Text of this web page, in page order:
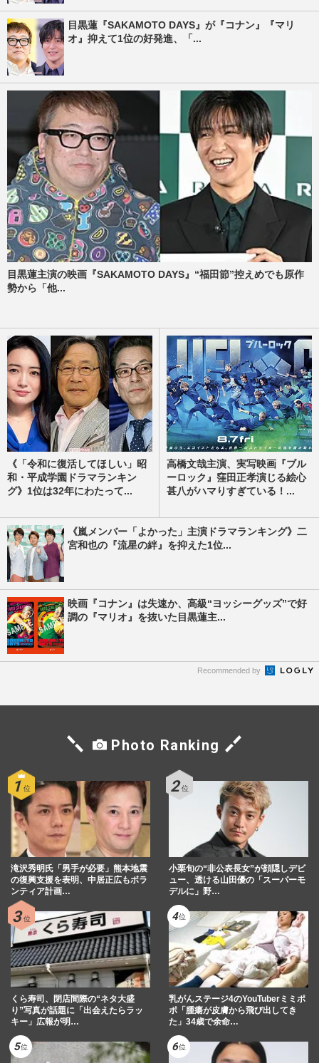
目黒蓮『SAKAMOTO DAYS』が『コナン』『マリ
オ』抑えて1位の好発進、「...
目黒蓮主演の映画『SAKAMOTO DAYS』“福田節”控えめでも原作
勢から「他...
《「令和に復活してほしい」昭
和・平成学園ドラマランキン
グ》1位は32年にわたって...
高橋文哉主演、実写映画『ブル
ーロック』窪田正孝演じる絵心
甚八がハマりすぎている！...
《嵐メンバー「よかった」主演ドラマランキング》二
宮和也の『流星の絆』を抑えた1位...
映画『コナン』は失速か、高級“ヨッシーグッズ”で好
調の『マリオ』を抜いた目黒蓮主...
Recommended by
Photo Ranking
滝沢秀明氏「男手が必要」熊本地震
の復興支援を表明、中居正広もボラ
ンティア計画…
小栗旬の“非公表長女”が顔隠しデビ
ュー、透ける山田優の「スーパーモ
デルに」野…
くら寿司、閉店間際の“ネタ大盛
り”写真が話題に「出会えたらラッ
キー」広報が明…
乳がんステージ4のYouTuberミミポ
ポ「腫瘍が皮膚から飛び出してき
た」34歳で余命…